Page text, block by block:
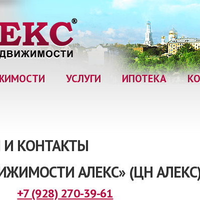
УСЛУГИ ИПОТЕКА
КОНТАКТЫ
АЛЕКС» (ЦН
+7 (928) 270-39-61